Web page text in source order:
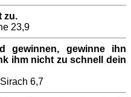
zu.
23,9
gewinnen, gewinne ihn
ihm nicht zu schnell dein
6,7